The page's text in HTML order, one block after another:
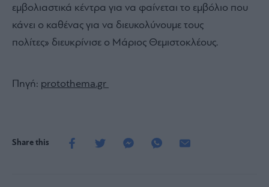
εμβολιαστικά κέντρα για να φαίνεται το εμβόλιο που
κάνει ο καθένας για να διευκολύνουμε τους
πολίτες» διευκρίνισε ο Μάριος Θεμιστοκλέους.
Πηγή: protothema.gr
Share this